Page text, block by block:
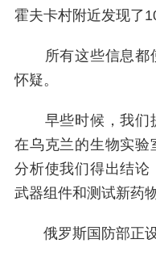
霍夫卡村附近发现了
所有这些信息都
怀疑。
早些时候，我们
在乌克兰的生物实验
分析使我们得出结论
武器组件和测试新药
俄罗斯国防部正设